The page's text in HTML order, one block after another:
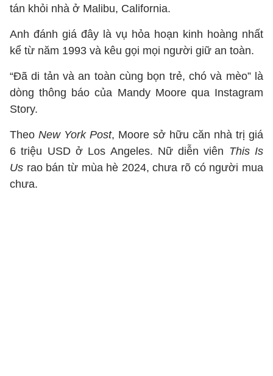
tán khỏi nhà ở Malibu, California.
Anh đánh giá đây là vụ hỏa hoạn kinh hoàng nhất
kể từ năm 1993 và kêu gọi mọi người giữ an toàn.
“Đã di tản và an toàn cùng bọn trẻ, chó và mèo” là
dòng thông báo của Mandy Moore qua Instagram
Story.
Theo New York Post, Moore sở hữu căn nhà trị giá
6 triệu USD ở Los Angeles. Nữ diễn viên This Is
Us rao bán từ mùa hè 2024, chưa rõ có người mua
chưa.